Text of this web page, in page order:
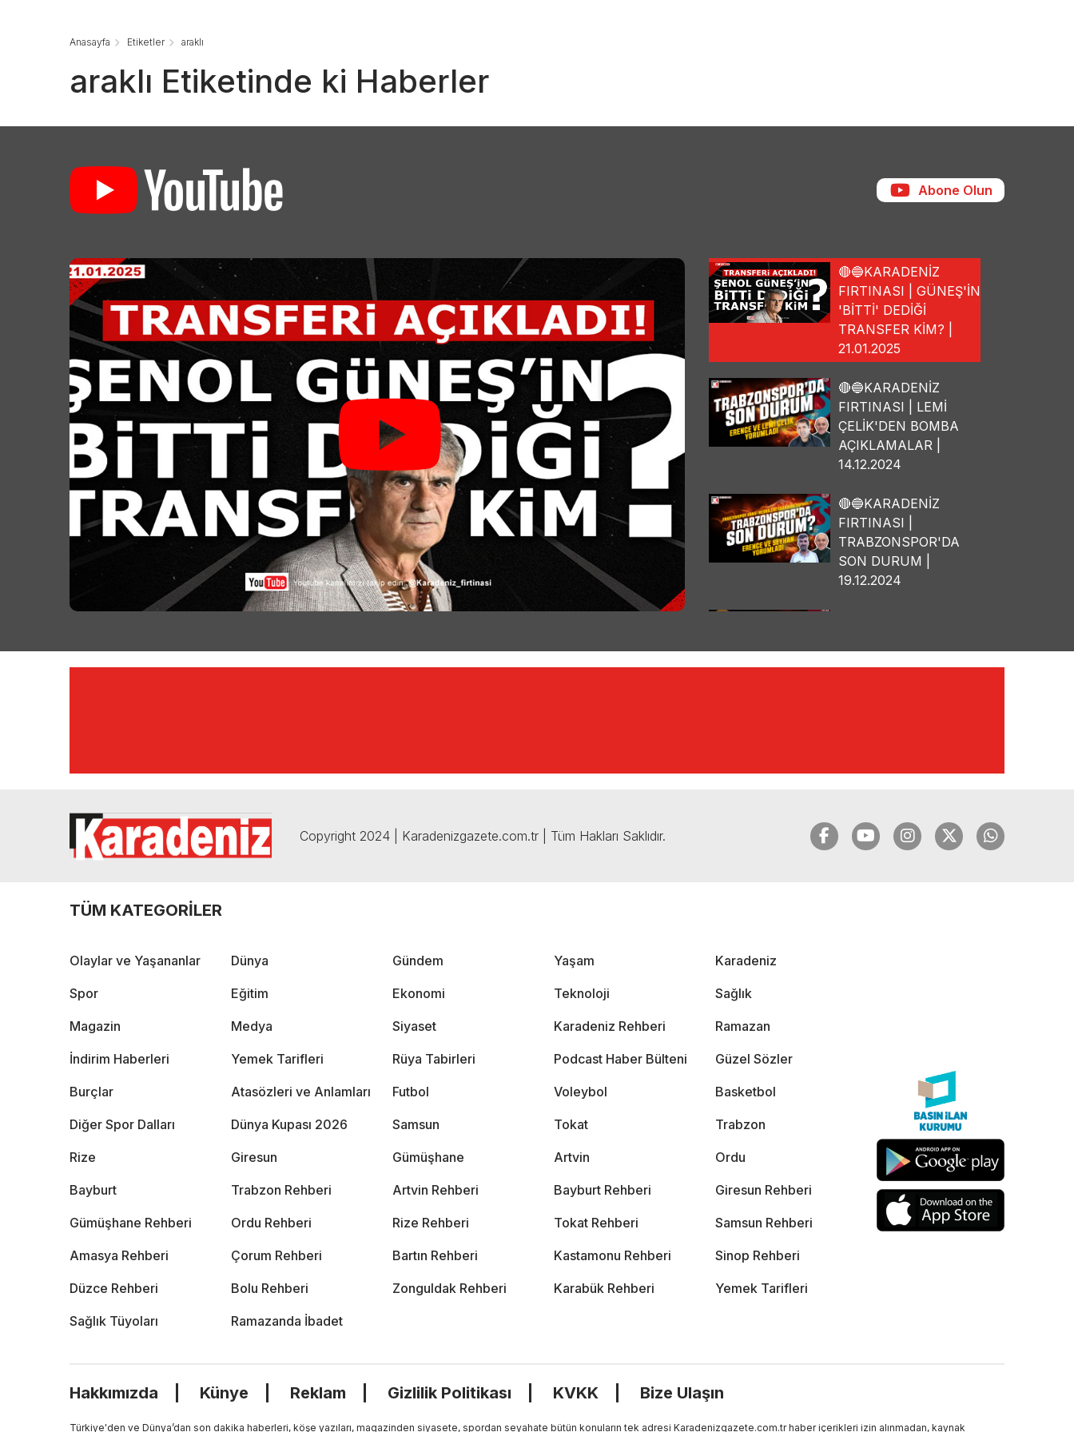
Anasayfa Etiketler araklı
araklı Etiketinde ki Haberler
Abone Olun
🔴🔵KARADENİZ
FIRTINASI | GÜNEŞ'İN
'BİTTİ' DEDİĞİ
TRANSFER KİM? |
21.01.2025
🔴🔵KARADENİZ
FIRTINASI | LEMİ
ÇELİK'DEN BOMBA
AÇIKLAMALAR |
14.12.2024
🔴🔵KARADENİZ
FIRTINASI |
TRABZONSPOR'DA
SON DURUM |
19.12.2024
FIRTINASI | YILMAZ
06.12.2024
Copyright 2024 | Karadenizgazete.com.tr | Tüm Hakları Saklıdır.
TÜM KATEGORİLER
Olaylar ve Yaşananlar Dünya Gündem Yaşam Karadeniz
Spor Eğitim Ekonomi Teknoloji Sağlık
Magazin Medya Siyaset Karadeniz Rehberi Ramazan
İndirim Haberleri Yemek Tarifleri Rüya Tabirleri Podcast Haber Bülteni Güzel Sözler
Burçlar Atasözleri ve Anlamları Futbol Voleybol Basketbol
Diğer Spor Dalları Dünya Kupası 2026 Samsun Tokat Trabzon
Rize Giresun Gümüşhane Artvin Ordu
Bayburt Trabzon Rehberi Artvin Rehberi Bayburt Rehberi Giresun Rehberi
Gümüşhane Rehberi Ordu Rehberi Rize Rehberi Tokat Rehberi Samsun Rehberi
Amasya Rehberi Çorum Rehberi Bartın Rehberi Kastamonu Rehberi Sinop Rehberi
Düzce Rehberi Bolu Rehberi Zonguldak Rehberi Karabük Rehberi Yemek Tarifleri
Sağlık Tüyoları Ramazanda İbadet
Hakkımızda Künye Reklam Gizlilik Politikası KVKK Bize Ulaşın
Türkiye'den ve Dünya’dan son dakika haberleri, köşe yazıları, magazinden siyasete, spordan seyahate bütün konuların tek adresi Karadenizgazete.com.tr haber içerikleri izin alınmadan, kaynak